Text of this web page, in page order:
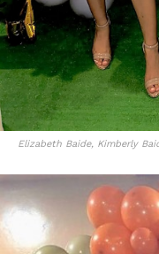
Elizabeth Baide, Kimberly